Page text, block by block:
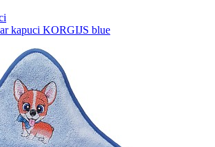
kapuci KORGIJS blue